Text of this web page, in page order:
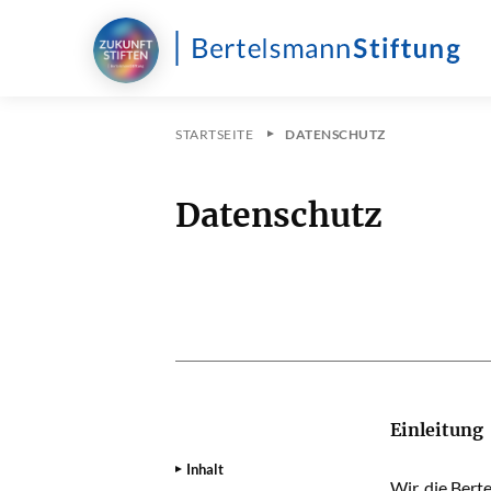
STARTSEITE DATENSCHUTZ
Datenschutz
Inhalt
INHALT
Einleitung